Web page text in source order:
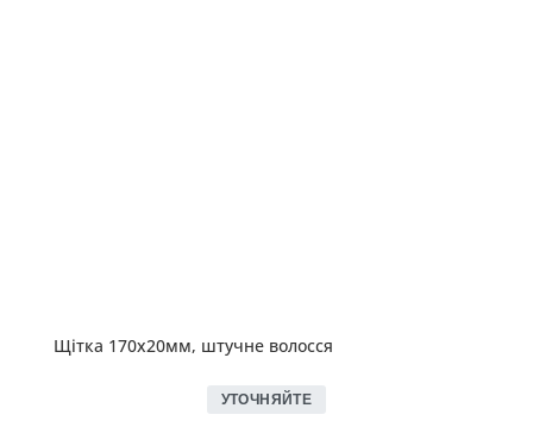
Щітка 170х20мм, штучне волосся
УТОЧНЯЙТЕ